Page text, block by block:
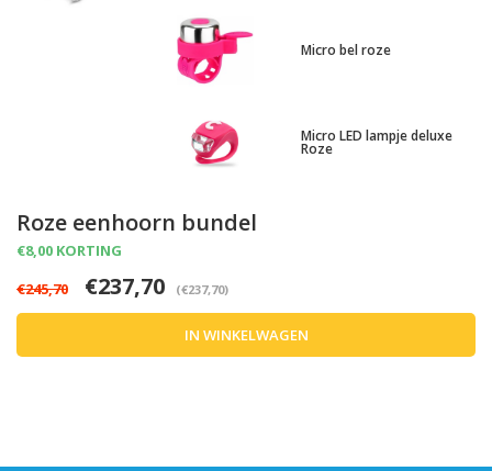
Micro bel roze
Micro LED lampje deluxe
Roze
Roze eenhoorn bundel
€8,00 KORTING
€245,70
€237,70 (€237,70)
IN WINKELWAGEN